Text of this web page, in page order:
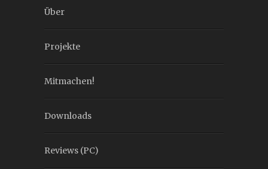
Über
Projekte
Mitmachen!
Downloads
Reviews (PC)